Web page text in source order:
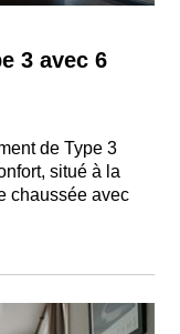
3 avec 6
de Type 3
situé à la
chaussée avec